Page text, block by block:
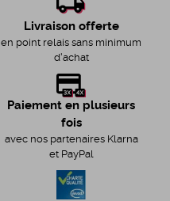
Livraison offerte
en point relais sans minimum
d'achat
Paiement en plusieurs
fois
avec nos partenaires Klarna
et PayPal